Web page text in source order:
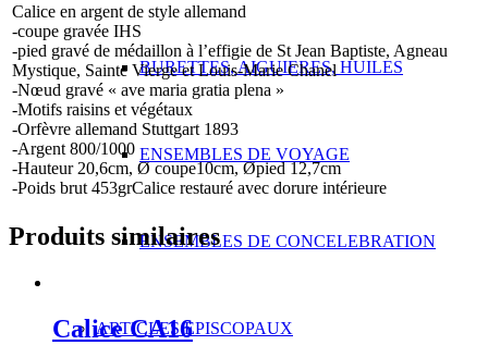
BURETTES, AIGUIERES, HUILES
ENSEMBLES DE VOYAGE
ENSEMBLES DE CONCELEBRATION
ARTICLES EPISCOPAUX
Calice en argent de style allemand
-coupe gravée IHS
-pied gravé de médaillon à l’effigie de St Jean Baptiste, Agneau
Mystique, Sainte Vierge et Louis-Marie Chanel
-Nœud gravé « ave maria gratia plena »
-Motifs raisins et végétaux
-Orfèvre allemand Stuttgart 1893
-Argent 800/1000
-Hauteur 20,6cm, Ø coupe10cm, Øpied 12,7cm
-Poids brut 453grCalice restauré avec dorure intérieure
Produits similaires
Calice CA16